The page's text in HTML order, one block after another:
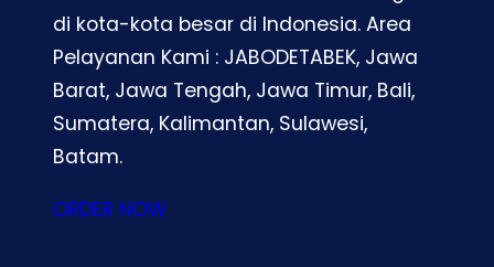
di kota-kota besar di Indonesia. Area
Pelayanan Kami : JABODETABEK, Jawa
Barat, Jawa Tengah, Jawa Timur, Bali,
Sumatera, Kalimantan, Sulawesi,
Batam.
ORDER NOW